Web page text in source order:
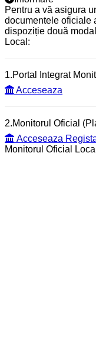
Pentru a vă asigura
documentele oficiale
dispoziție două
Local:
1.Portal Integrat
Acceseaza
2.Monitorul Oficial
Acceseaza
Monitorul Oficial Local